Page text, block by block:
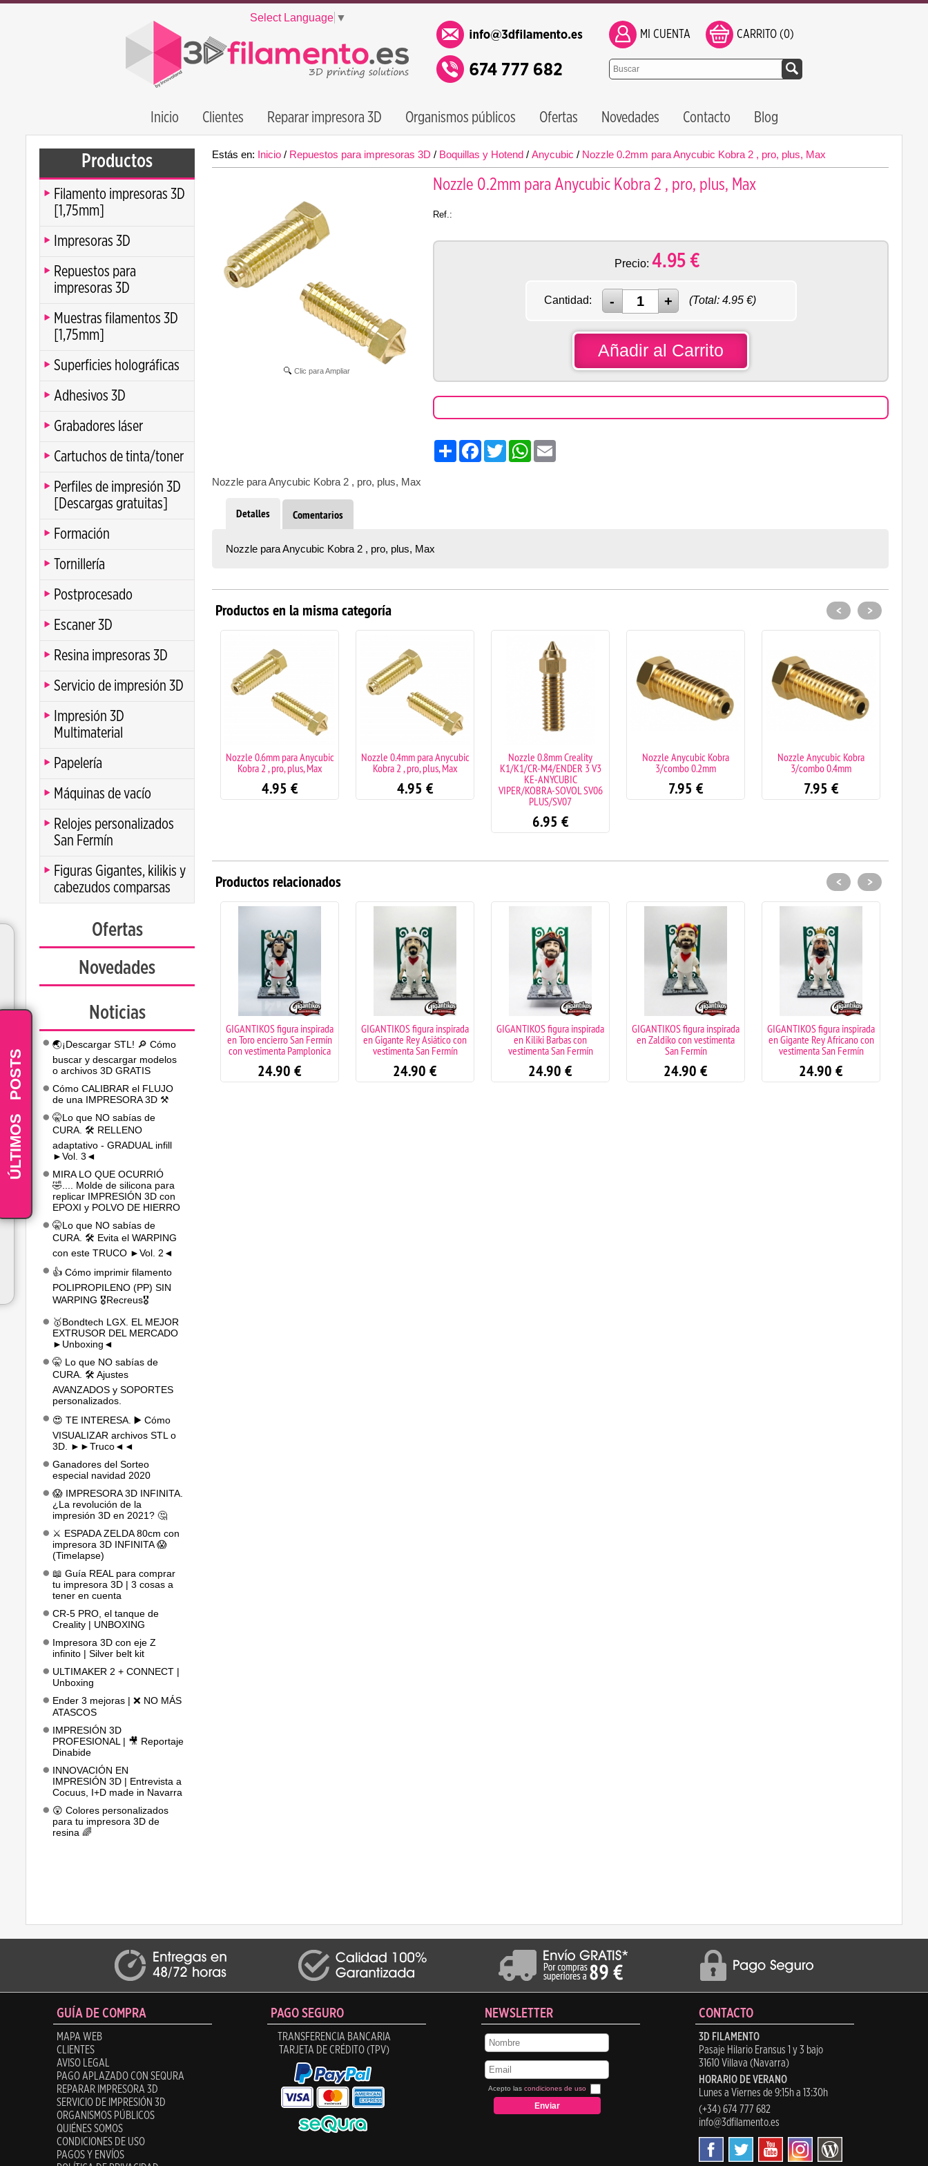
Select Language ▼
MI CUENTA CARRITO (0)
Inicio Clientes Reparar impresora 3D Organismos públicos Ofertas Novedades Contacto Blog
Productos
Filamento impresoras 3D
[1,75mm]
Impresoras 3D
Repuestos para
impresoras 3D
Muestras filamentos 3D
[1,75mm]
Superficies holográficas
Adhesivos 3D
Grabadores láser
Cartuchos de tinta/toner
Perfiles de impresión 3D
[Descargas gratuitas]
Formación
Tornillería
Postprocesado
Escaner 3D
Resina impresoras 3D
Servicio de impresión 3D
Impresión 3D
Multimaterial
Papelería
Máquinas de vacío
Relojes personalizados
San Fermín
Figuras Gigantes, kilikis y
cabezudos comparsas
Ofertas
Novedades
Noticias
🌏¡Descargar STL! 🔎 Cómo
buscar y descargar modelos
o archivos 3D GRATIS
Cómo CALIBRAR el FLUJO
de una IMPRESORA 3D ⚒️
🤫Lo que NO sabías de
CURA. 🛠️ RELLENO
adaptativo - GRADUAL infill
►Vol. 3◄
MIRA LO QUE OCURRIÓ
🤣.... Molde de silicona para
replicar IMPRESIÓN 3D con
EPOXI y POLVO DE HIERRO
🤫Lo que NO sabías de
CURA. 🛠️ Evita el WARPING
con este TRUCO ►Vol. 2◄
👍 Cómo imprimir filamento
POLIPROPILENO (PP) SIN
WARPING 🎖️Recreus🎖️
🥇Bondtech LGX. EL MEJOR
EXTRUSOR DEL MERCADO
►Unboxing◄
🤫 Lo que NO sabías de
CURA. 🛠️ Ajustes
AVANZADOS y SOPORTES
personalizados.
😍 TE INTERESA. ▶️ Cómo
VISUALIZAR archivos STL o
3D. ►►Truco◄◄
Ganadores del Sorteo
especial navidad 2020
😱 IMPRESORA 3D INFINITA.
¿La revolución de la
impresión 3D en 2021? 🤔
⚔️ ESPADA ZELDA 80cm con
impresora 3D INFINITA 😱
(Timelapse)
📖 Guía REAL para comprar
tu impresora 3D | 3 cosas a
tener en cuenta
CR-5 PRO, el tanque de
Creality | UNBOXING
Impresora 3D con eje Z
infinito | Silver belt kit
ULTIMAKER 2 + CONNECT |
Unboxing
Ender 3 mejoras | ❌ NO MÁS
ATASCOS
IMPRESIÓN 3D
PROFESIONAL | 🎥 Reportaje
Dinabide
INNOVACIÓN EN
IMPRESIÓN 3D | Entrevista a
Cocuus, I+D made in Navarra
😲 Colores personalizados
para tu impresora 3D de
resina 🌈
Estás en: Inicio / Repuestos para impresoras 3D / Boquillas y Hotend / Anycubic / Nozzle 0.2mm para Anycubic Kobra 2 , pro, plus, Max
Clic para Ampliar
Nozzle 0.2mm para Anycubic Kobra 2 , pro, plus, Max
Ref.:
Precio: 4.95 €
Cantidad: (Total: 4.95€)
Añadir al Carrito
Share Facebook
TwitterWhatsApp
Nozzle para Anycubic Kobra 2 , pro, plus, Max
Detalles Comentarios
Nozzle para Anycubic Kobra 2 , pro, plus, Max
Productos en la misma categoría
Nozzle 1mm para Anycubic
4.95
Nozzle 0.6mm para Anycubic
Kobra 2 , pro, plus, Max
4.95 €
Nozzle 0.4mm para Anycubic
Kobra 2 , pro, plus, Max
4.95 €
Nozzle 0.8mm Creality
K1/K1/CR-M4/ENDER 3 V3
KE-ANYCUBIC
VIPER/KOBRA-SOVOL SV06
PLUS/SV07
6.95 €
Nozzle Anycubic Kobra
3/combo 0.2mm
7.95 €
Nozzle Anycubic Kobra
3/combo 0.4mm
7.95 €
< >
Productos relacionados
Bambu Lab A2L Combo
impresora 3D con sistema
multicolor + asistencia
técnica ilimitada
685.00€
GIGANTIKOS figura inspirada
en Toro encierro San Fermín
con vestimenta Pamplonica
24.90 €
GIGANTIKOS figura inspirada
en Gigante Rey Asiático con
vestimenta San Fermín
24.90 €
GIGANTIKOS figura inspirada
en Kiliki Barbas con
vestimenta San Fermín
24.90 €
GIGANTIKOS figura inspirada
en Zaldiko con vestimenta
San Fermín
24.90 €
GIGANTIKOS figura inspirada
en Gigante Rey Africano con
vestimenta San Fermín
24.90 €
< >
GUÍA DE COMPRA
MAPA WEB
CLIENTES
AVISO LEGAL
PAGO APLAZADO CON SEQURA
REPARAR IMPRESORA 3D
SERVICIO DE IMPRESIÓN 3D
ORGANISMOS PÚBLICOS
QUIÉNES SOMOS
CONDICIONES DE USO
PAGOS Y ENVÍOS
PAGO SEGURO
TRANSFERENCIA BANCARIA
TARJETA DE CRÉDITO (TPV)
NEWSLETTER
Acepto las condiciones de uso
CONTACTO
3D FILAMENTO
Pasaje Hilario Eransus 1 y 3 bajo
31610 Villava (Navarra)
HORARIO DE VERANO
Lunes a Viernes de 9:15h a 13:30h
(+34) 674 777 682
info@3dfilamento.es
ÚLTIMOS
POSTS